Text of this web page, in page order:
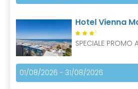
Hotel Vienna
S
SPECIALE PROMO
01/08/2026 - 31/08/2026